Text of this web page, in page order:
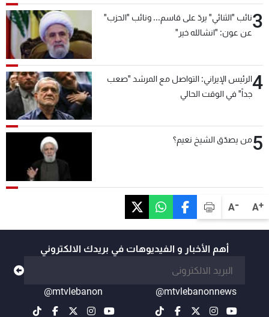
A+
A-
3نائب "الثنائي" يردّ على قاسم... ونائب "الحزب"
عن عون: "انشالله خير"
4الرئيس الإيراني: التواصل مع المرشد "صعب
جداً" في الوقت الحالي
5من يصدّق الشيخ نعيم؟
أهم الأخبار و الفيديوهات في بريدك الالكتروني
@mtvlebanonnews
@mtvlebanon